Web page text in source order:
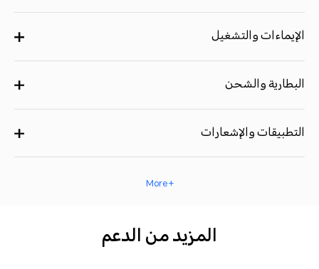
الإيماءات والتشغيل
البطارية والشحن
التطبيقات والإشعارات
+ More
المزيد من الدعم